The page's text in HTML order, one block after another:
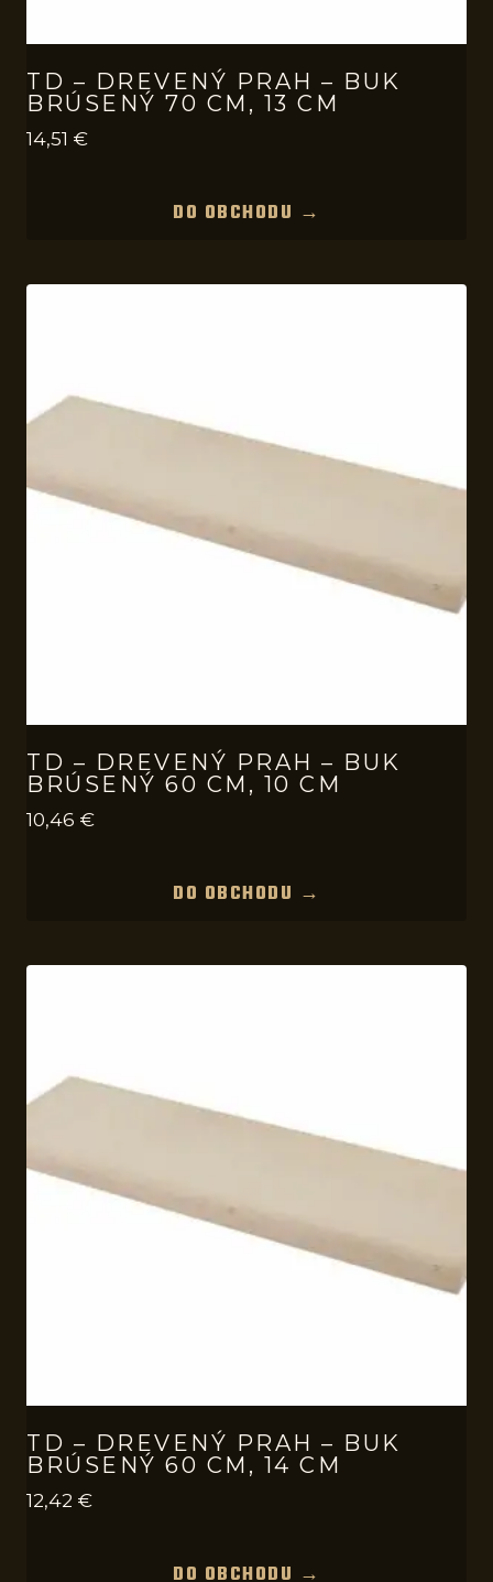
TD – DREVENÝ PRAH – BUK
BRÚSENÝ 70 CM, 13 CM
14,51 €
DO OBCHODU →
TD – DREVENÝ PRAH – BUK
BRÚSENÝ 60 CM, 10 CM
10,46 €
DO OBCHODU →
TD – DREVENÝ PRAH – BUK
BRÚSENÝ 60 CM, 14 CM
12,42 €
DO OBCHODU →